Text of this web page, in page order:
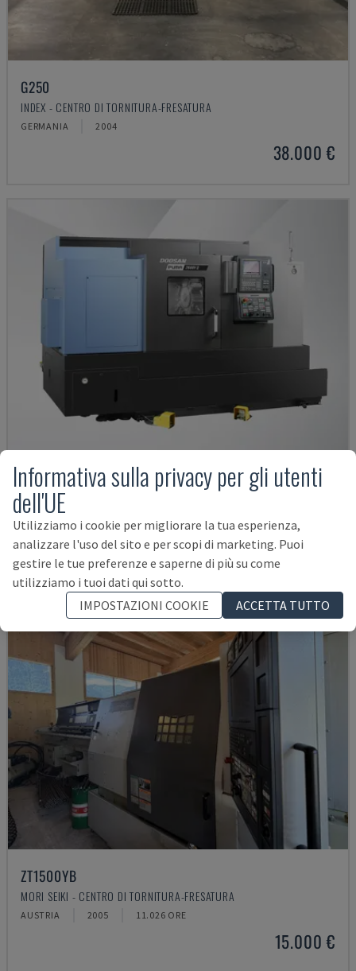
G250
INDEX - CENTRO DI TORNITURA-FRESATURA
GERMANIA 2004
38.000 €
PUMA 2600Y II
DN SOLUTIONS - CENTRO DI TORNITURA-FRESATURA
PORTOGALLO 2024
158.000 €
ZT1500YB
MORI SEIKI - CENTRO DI TORNITURA-FRESATURA
AUSTRIA 2005 11.026 ORE
15.000 €
Informativa sulla privacy per gli utenti
dell'UE
Utilizziamo i cookie per migliorare la tua esperienza,
analizzare l'uso del sito e per scopi di marketing. Puoi
gestire le tue preferenze e saperne di più su come
utilizziamo i tuoi dati qui sotto.
IMPOSTAZIONI COOKIE
ACCETTA TUTTO